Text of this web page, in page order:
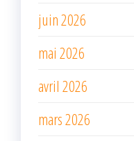
juin 2026
mai 2026
avril 2026
mars 2026